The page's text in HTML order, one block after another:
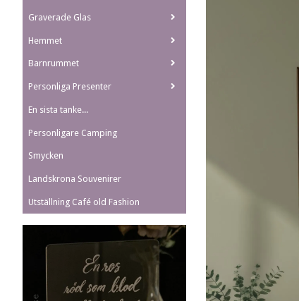
Graverade Glas
Hemmet
Barnrummet
Personliga Presenter
En sista tanke...
Personligare Camping
Smycken
Landskrona Souvenirer
Utställning Café old Fashion